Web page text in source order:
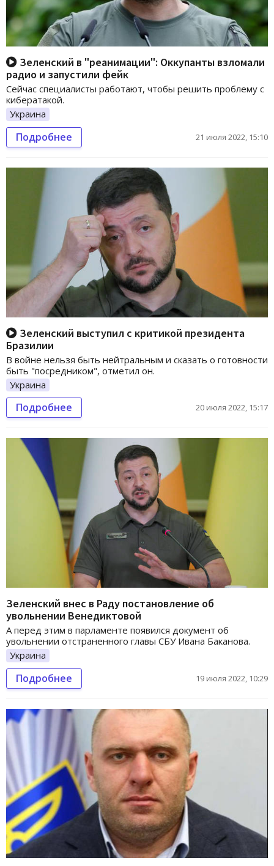
Зеленский в "реанимации": Оккупанты взломали
радио и запустили фейк
Сейчас специалисты работают, чтобы решить проблему с
кибератакой.
Украина
Подробнее 21 июля 2022, 15:10
Зеленский выступил с критикой президента
Бразилии
В войне нельзя быть нейтральным и сказать о готовности
быть "посредником", отметил он.
Украина
Подробнее 20 июля 2022, 15:17
Зеленский внес в Раду постановление об
увольнении Венедиктовой
А перед этим в парламенте появился документ об
увольнении отстраненного главы СБУ Ивана Баканова.
Украина
Подробнее 19 июля 2022, 10:29